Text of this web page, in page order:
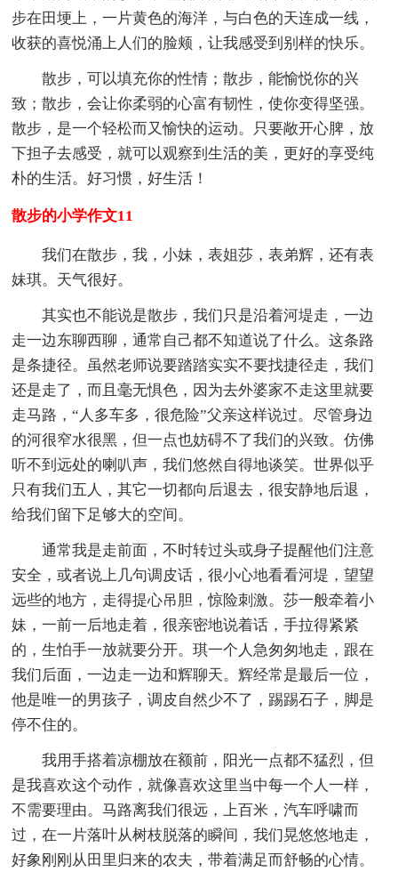
步在田埂上，一片黄色的海洋，与白色的天连成一线，
收获的喜悦涌上人们的脸颊，让我感受到别样的快乐。
散步，可以填充你的性情；散步，能愉悦你的兴
致；散步，会让你柔弱的心富有韧性，使你变得坚强。
散步，是一个轻松而又愉快的运动。只要敞开心脾，放
下担子去感受，就可以观察到生活的美，更好的享受纯
朴的生活。好习惯，好生活！
散步的小学作文11
我们在散步，我，小妹，表姐莎，表弟辉，还有表
妹琪。天气很好。
其实也不能说是散步，我们只是沿着河堤走，一边
走一边东聊西聊，通常自己都不知道说了什么。这条路
是条捷径。虽然老师说要踏踏实实不要找捷径走，我们
还是走了，而且毫无惧色，因为去外婆家不走这里就要
走马路，“人多车多，很危险”父亲这样说过。尽管身边
的河很窄水很黑，但一点也妨碍不了我们的兴致。仿佛
听不到远处的喇叭声，我们悠然自得地谈笑。世界似乎
只有我们五人，其它一切都向后退去，很安静地后退，
给我们留下足够大的空间。
通常我是走前面，不时转过头或身子提醒他们注意
安全，或者说上几句调皮话，很小心地看看河堤，望望
远些的地方，走得提心吊胆，惊险刺激。莎一般牵着小
妹，一前一后地走着，很亲密地说着话，手拉得紧紧
的，生怕手一放就要分开。琪一个人急匆匆地走，跟在
我们后面，一边走一边和辉聊天。辉经常是最后一位，
他是唯一的男孩子，调皮自然少不了，踢踢石子，脚是
停不住的。
我用手搭着凉棚放在额前，阳光一点都不猛烈，但
是我喜欢这个动作，就像喜欢这里当中每一个人一样，
不需要理由。马路离我们很远，上百米，汽车呼啸而
过，在一片落叶从树枝脱落的瞬间，我们晃悠悠地走，
好象刚刚从田里归来的农夫，带着满足而舒畅的心情。